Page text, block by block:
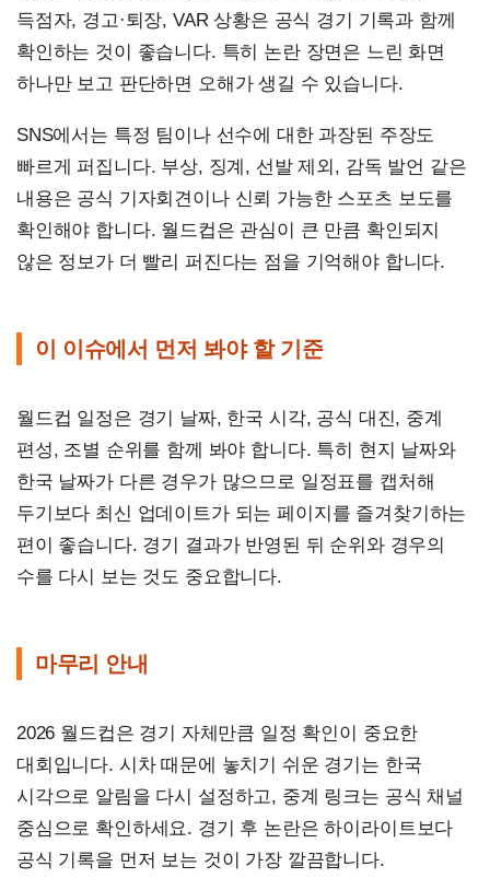
득점자, 경고·퇴장, VAR 상황은 공식 경기 기록과 함께
확인하는 것이 좋습니다. 특히 논란 장면은 느린 화면
하나만 보고 판단하면 오해가 생길 수 있습니다.
SNS에서는 특정 팀이나 선수에 대한 과장된 주장도
빠르게 퍼집니다. 부상, 징계, 선발 제외, 감독 발언 같은
내용은 공식 기자회견이나 신뢰 가능한 스포츠 보도를
확인해야 합니다. 월드컵은 관심이 큰 만큼 확인되지
않은 정보가 더 빨리 퍼진다는 점을 기억해야 합니다.
이 이슈에서 먼저 봐야 할 기준
월드컵 일정은 경기 날짜, 한국 시각, 공식 대진, 중계
편성, 조별 순위를 함께 봐야 합니다. 특히 현지 날짜와
한국 날짜가 다른 경우가 많으므로 일정표를 캡처해
두기보다 최신 업데이트가 되는 페이지를 즐겨찾기하는
편이 좋습니다. 경기 결과가 반영된 뒤 순위와 경우의
수를 다시 보는 것도 중요합니다.
마무리 안내
2026 월드컵은 경기 자체만큼 일정 확인이 중요한
대회입니다. 시차 때문에 놓치기 쉬운 경기는 한국
시각으로 알림을 다시 설정하고, 중계 링크는 공식 채널
중심으로 확인하세요. 경기 후 논란은 하이라이트보다
공식 기록을 먼저 보는 것이 가장 깔끔합니다.